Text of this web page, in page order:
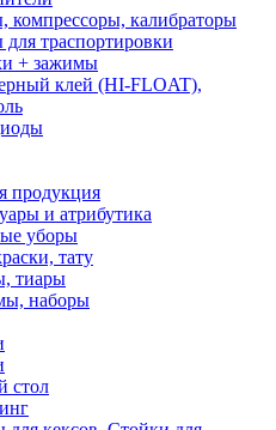
компрессоры, калибраторы
траспортировки
+ зажимы
клей (HI-FLOAT),
продукция
и атрибутика
уборы
тату
тиары
наборы
стол